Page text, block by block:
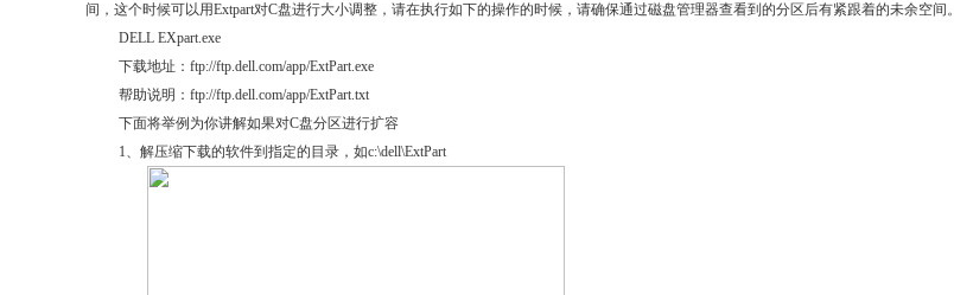
间，这个时候可以用Extpart对C盘进行大小调整，请在执行如下的操作的时候，请确保通过磁盘管理器查看到的分区后有紧跟着的未余空间。
DELL EXpart.exe
下载地址：ftp://ftp.dell.com/app/ExtPart.exe
帮助说明： ftp://ftp.dell.com/app/ExtPart.txt
下面将举例为你讲解如果对C盘分区进行扩容
1、解压缩下载的软件到指定的目录，如c:\dell\ExtPart